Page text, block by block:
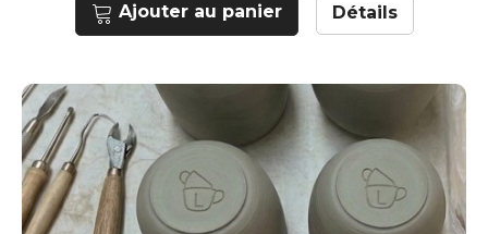
Ajouter au panier Détails